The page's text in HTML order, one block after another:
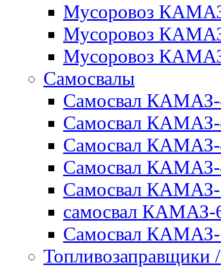
Мусоровоз
Мусоровоз
Мусоровоз
Самосвалы
Самосвал
Самосвал КАМАЗ-
Самосвал КАМАЗ-
Самосвал КАМАЗ-
Самосвал КАМАЗ-
самосвал КАМАЗ-
Самосвал КАМАЗ-
Топливозаправщики